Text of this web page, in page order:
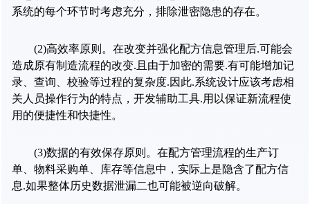
系统的每个环节时考虑充分，排除泄密隐患的存在。
(2)高效率原则。在改变并强化配方信息管理后.可能会
造成原有制造流程的改变. 且由于加密的需要.有可能增加记
录、查询、校验等过程的复杂度.因此.系统设计应该考虑相
关人员操作行为的特点，开发辅助工具.用以保证新流程使
用的便捷性和快捷性。
(3)数据的有效保存原则。在配方管理流程的生产订
单、物料采购单、库存等信息中，实际上是隐含了配方信
息.如果整体历史数据泄漏二也可能被逆向破解。